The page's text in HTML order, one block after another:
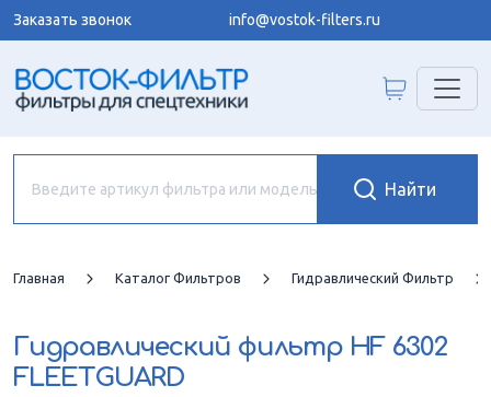
Заказать звонок info@vostok-filters.ru
Главная Каталог Фильтров Гидравлический Фильтр
Гидравлический фильтр HF 6302
FLEETGUARD